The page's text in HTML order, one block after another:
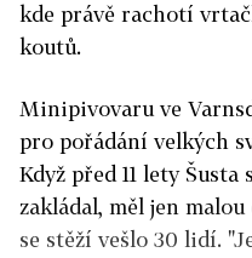
kde právě rachotí
koutů.
Minipivovaru ve
pro pořádání velkých
Když před 11 lety
zakládal, měl jen
se stěží vešlo 30 lidí.